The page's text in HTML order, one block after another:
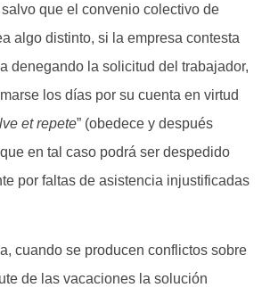
que el convenio colectivo de
algo distinto, si la empresa contesta
denegando la solicitud del trabajador,
los días por su cuenta en virtud
et repete” (obedece y después
en tal caso podrá ser despedido
por faltas de asistencia injustificadas
cuando se producen conflictos sobre
de las vacaciones la solución